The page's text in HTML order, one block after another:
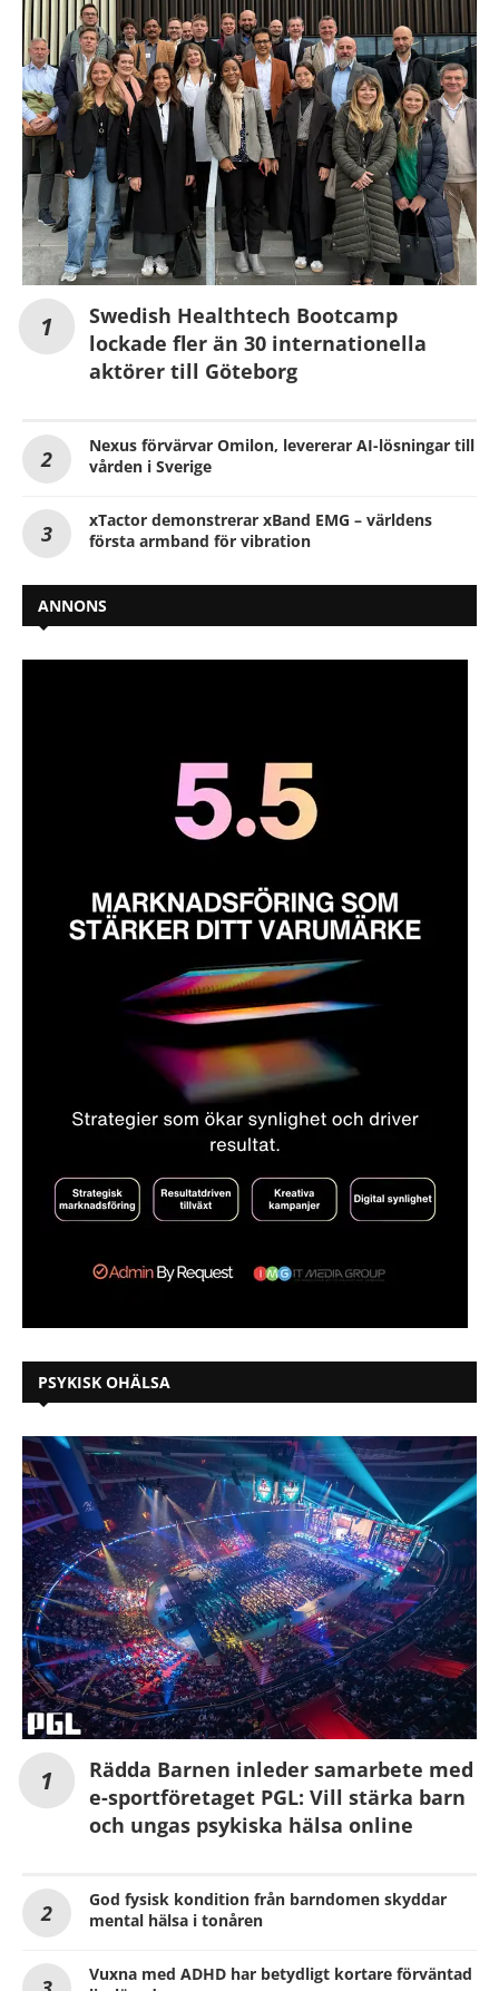
Swedish Healthtech Bootcamp
lockade fler än 30 internationella
aktörer till Göteborg
Nexus förvärvar Omilon, levererar AI-lösningar till
vården i Sverige
xTactor demonstrerar xBand EMG – världens
första armband för vibration
ANNONS
PSYKISK OHÄLSA
Rädda Barnen inleder samarbete med
e-sportföretaget PGL: Vill stärka barn
och ungas psykiska hälsa online
God fysisk kondition från barndomen skyddar
mental hälsa i tonåren
Vuxna med ADHD har betydligt kortare förväntad